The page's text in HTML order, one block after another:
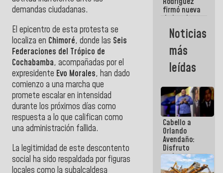
demandas ciudadanas.
El epicentro de esta protesta se
localiza en Chimoré, donde las Seis
Federaciones del Trópico de
Cochabamba, acompañadas por el
expresidente Evo Morales, han dado
comienzo a una marcha que
promete escalar en intensidad
durante los próximos días como
respuesta a lo que califican como
una administración fallida.
La legitimidad de este descontento
social ha sido respaldada por figuras
locales como la subalcaldesa
firmó nueva
de Ley de
Arrendamiento
aprobada
por la AN
Noticias
más
leídas
Cabello a
Orlando
Avendaño:
Disfruto
cada vez
que escribes